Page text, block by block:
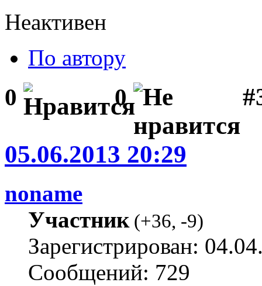
Неактивен
По автору
0 0
05.06.2013 20:29
noname
Участник(+36, -9)
Зарегистрирован:
Сообщений: 729